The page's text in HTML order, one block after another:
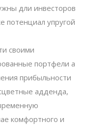
дли инвесторов
потенциал упругой
своими
портфели а
прибыльности
адденда,
комфортного и